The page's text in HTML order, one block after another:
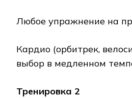
Любое упражнение на
Кардио (орбитрек,
выбор в медленном
Тренировка 2